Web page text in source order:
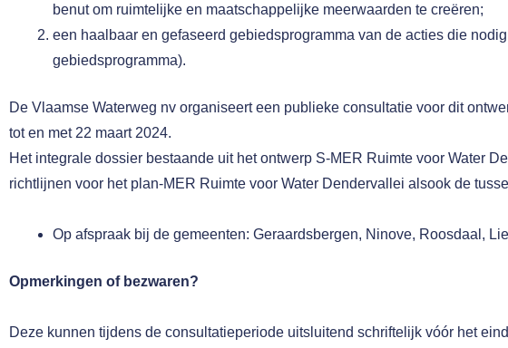
benut om ruimtelijke en maatschappelijke meerwaarden te creëren;
een haalbaar en gefaseerd gebiedsprogramma van de acties die
gebiedsprogramma).
De Vlaamse Waterweg nv organiseert een publieke consultatie voor dit
tot en met 22 maart 2024.
Het integrale dossier bestaande uit het ontwerp S-MER Ruimte voor Water
richtlijnen voor het plan-MER Ruimte voor Water Dendervallei alsook de
Op afspraak bij de gemeenten: Geraardsbergen, Ninove, Roosdaal,
Opmerkingen of bezwaren?
Deze kunnen tijdens de consultatieperiode uitsluitend schriftelijk vóór het